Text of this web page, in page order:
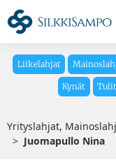
Liikelahjat
Kynät
Yrityslahjat,
Juomapullo Nina